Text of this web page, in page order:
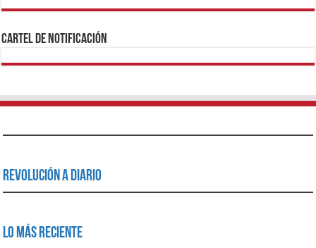
1xbetBetturkeyBetistKralbetSupertotobetTipobetMatadorbetMariobet
https://mvbcasino.com/
Cartel de Notificación
Revolución a Diario
Lo Más Reciente